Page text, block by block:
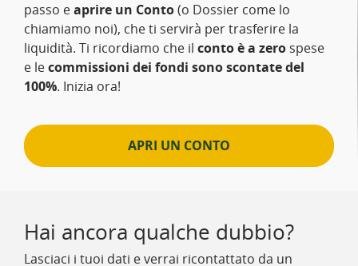
passo eaprire un Conto(o Dossier come lo
chiamiamo noi), che ti servirà per trasferire la
liquidità. Ti ricordiamo che il conto è a zero spese
e lecommissioni dei fondi sono scontate del
100%. Inizia ora!
APRI UN CONTO
Hai ancora qualche dubbio?
Lasciaci i tuoi dati e verrai ricontattato da un